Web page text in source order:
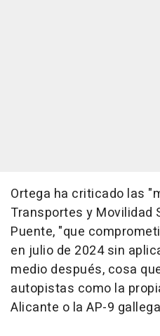
Ortega ha criticado las
Transportes y Movilidad
Puente, "que
en julio de 2024 sin
medio después, cosa
autopistas como la
Alicante o la AP-9